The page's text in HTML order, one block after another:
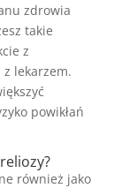
zdrowia
takie
z
lekarzem.
powikłań
również jako